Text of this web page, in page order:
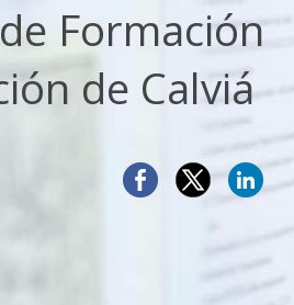
Formación
de Calviá